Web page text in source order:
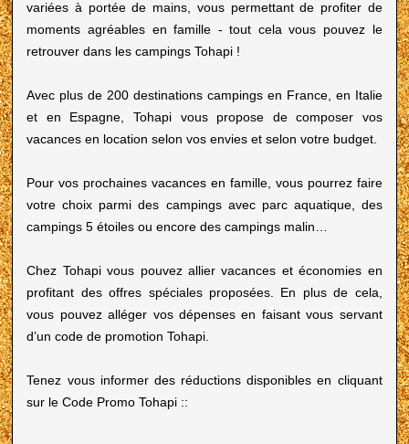
variées à portée de mains, vous permettant de profiter de
moments agréables en famille - tout cela vous pouvez le
retrouver dans les campings Tohapi !
Avec plus de 200 destinations campings en France, en Italie
et en Espagne, Tohapi vous propose de composer vos
vacances en location selon vos envies et selon votre budget.
Pour vos prochaines vacances en famille, vous pourrez faire
votre choix parmi des campings avec parc aquatique, des
campings 5 étoiles ou encore des campings malin…
Chez Tohapi vous pouvez allier vacances et économies en
profitant des offres spéciales proposées. En plus de cela,
vous pouvez alléger vos dépenses en faisant vous servant
d’un code de promotion Tohapi.
Tenez vous informer des réductions disponibles en cliquant
sur le Code Promo Tohapi ::